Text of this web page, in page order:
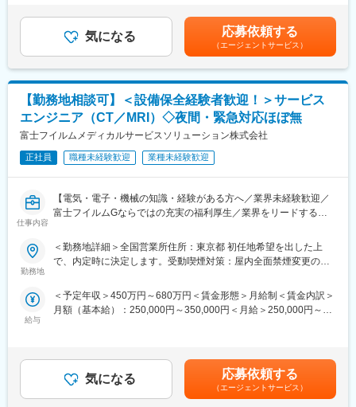
■待遇
平均年収907万円と医療機器メーカーでNo1の平均年収を誇り、住
宅手当・家族手当・借り上げ社宅等と手当がかなり充実しており
ます。
■キャリア
富士フイルムグループの育成制度「＋STORY」で成長をサポー
ト。ジョブローテーションや研修でキャリアの幅を広げられま
す。
■組織構成
変更の範囲：会社の定める業務
■業務詳細
担当エリアの病院（主に医師）に対し、当社にて扱っている製品
を提案していただきます。医師のニーズを掘り下げた上で解決に
最適なソリューションを提案する、コンサルティングのような営
業スタイルになります。
＜具体的な業務内容＞
・担当する製品の提案、技術サポート（手術の立会いあり）
・最新の医療関連情報の提供、医療機関へのサポート（勉強・セ
ミナーの主催など）
・販売代理店へのサポート
※担当病院数は10～15施設ほどです。
※緊急の呼び出し等は発生いたしません。
■担当製品
サージェリー事業本部で展開している外科の製品群で「手術用縫
ップを揃えており、顧客のニーズに合わせた最適なソリューショ
ン提案が可能です。
入社後は会社、製品に関して知識を深めていただくため3か月の研
修を行っています。座学だけでなく、実際に担当する製品の操作
を頂くなど基礎的な知識を身につけてからの現場配属になりま
す。現場配属後も上長や先輩社員との営業動向や勉強会、年次や
補足＞※ご経験やスキルを考慮し決定いたします。※上記はインセ
ンティブを含む金額です。賃金はあくまでも目安の金額であり、
選考を通じて上下する可能性があります。月給(月額)は固定手当を
含めた表記です。
気になる 応募依頼する
（エージェントサービス）
【勤務地相談可】＜設備保全経験者歓迎！＞サービス
エンジニア（CT／MRI）◇夜間・緊急対応ほぼ無
富士フイルムメディカルサービスソリューション株式会社
正社員 職種未経験歓迎 業種未経験歓迎
仕事内容
【電気・電子・機械の知識・経験がある方へ／業界未経験歓迎／
富士フイルムGならではの充実の福利厚生／業界をリードするメ
■業務内容：
作業だけではなく、お客様である医療機関の方々と的確なコミュ
ニケーション、迅速・誠実な対応を行うことで、信頼関係を構築
■具体的な業務：
◇据付（搬入・組立・調整・取扱い説明）
勤務地
＜勤務地詳細＞全国営業所住所：東京都 初任地希望を出した上
で、内定時に決定します。受動喫煙対策：屋内全面禁煙変更の範
給与
＜予定年収＞450万円～680万円＜賃金形態＞月給制＜賃金内訳＞
月額（基本給）：250,000円～350,000円＜月給＞250,000円～
り、選考を通じて上下する可能性があります。月給(月額)は固定手
当を含めた表記です。
気になる 応募依頼する
（エージェントサービス）